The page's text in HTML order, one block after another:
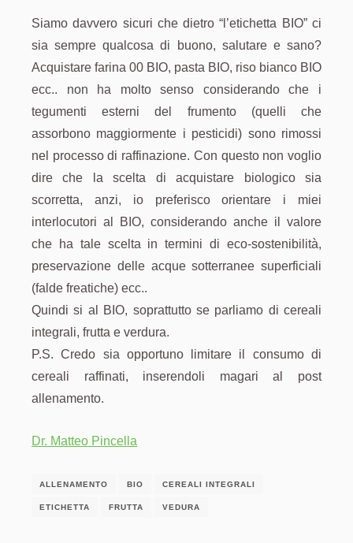
Siamo davvero sicuri che dietro “l’etichetta BIO” ci
sia sempre qualcosa di buono, salutare e sano?
Acquistare farina 00 BIO, pasta BIO, riso bianco BIO
ecc.. non ha molto senso considerando che i
tegumenti esterni del frumento (quelli che
assorbono maggiormente i pesticidi) sono rimossi
nel processo di raffinazione. Con questo non voglio
dire che la scelta di acquistare biologico sia
scorretta, anzi, io preferisco orientare i miei
interlocutori al BIO, considerando anche il valore
che ha tale scelta in termini di eco-sostenibilità,
preservazione delle acque sotterranee superficiali
(falde freatiche) ecc..
Quindi si al BIO, soprattutto se parliamo di cereali
integrali, frutta e verdura.
P.S. Credo sia opportuno limitare il consumo di
cereali raffinati, inserendoli magari al post
allenamento.
Dr. Matteo Pincella
ALLENAMENTO BIO CEREALI INTEGRALI
ETICHETTA FRUTTA VEDURA